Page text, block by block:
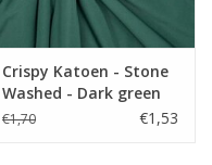
Crispy Katoen - Stone
Washed - Dark green
€1,70 €1,53